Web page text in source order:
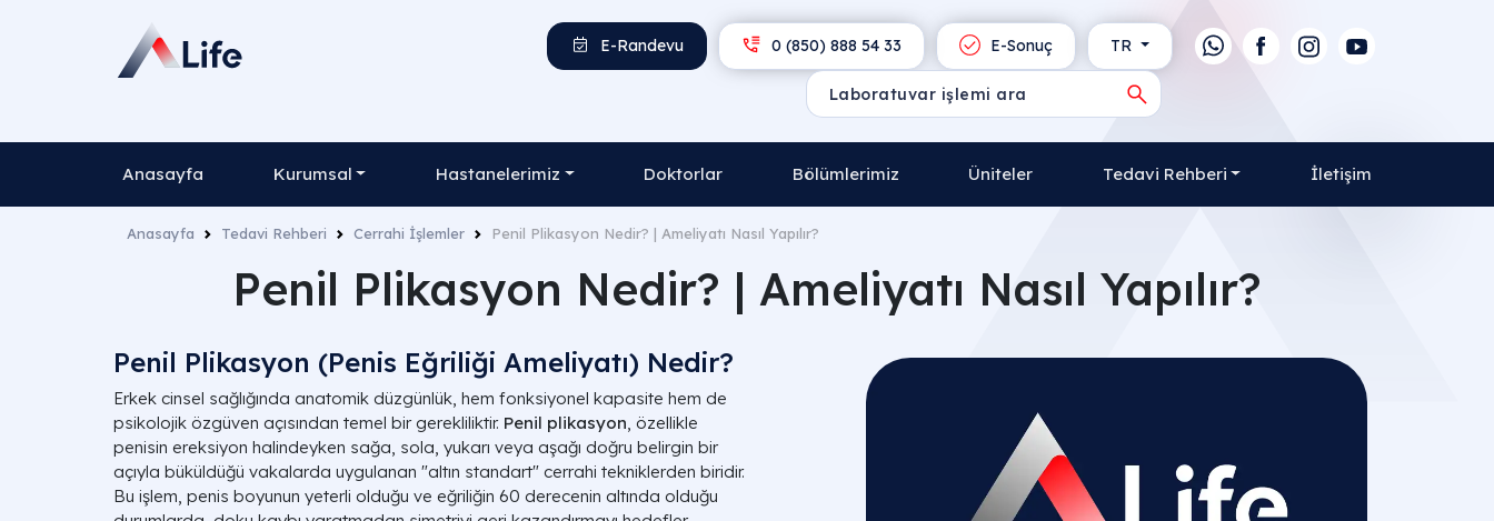
TR
E-Sonuç
0 (850) 888 54 33
E-Randevu
Anasayfa Kurumsal Hastanelerimiz Doktorlar Bölümlerimiz Üniteler Tedavi Rehberi İletişim
Anasayfa Tedavi Rehberi Cerrahi İşlemler Penil Plikasyon Nedir? | Ameliyatı Nasıl Yapılır?
Penil Plikasyon Nedir? | Ameliyatı Nasıl Yapılır?
Penil Plikasyon (Penis Eğriliği Ameliyatı) Nedir?
Erkek cinsel sağlığında anatomik düzgünlük, hem fonksiyonel kapasite hem de
psikolojik özgüven açısından temel bir gerekliliktir. Penil plikasyon, özellikle
penisin ereksiyon halindeyken sağa, sola, yukarı veya aşağı doğru belirgin bir
açıyla büküldüğü vakalarda uygulanan "altın standart" cerrahi tekniklerden biridir.
Bu işlem, penis boyunun yeterli olduğu ve eğriliğin 60 derecenin altında olduğu